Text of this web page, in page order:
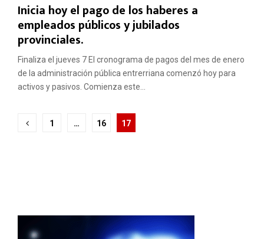
Inicia hoy el pago de los haberes a
empleados públicos y jubilados
provinciales.
Finaliza el jueves 7 El cronograma de pagos del mes de enero
de la administración pública entrerriana comenzó hoy para
activos y pasivos. Comienza este...
Paginación
1 … 16 17